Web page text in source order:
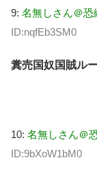
9: 名無しさん＠恐
ID:nqfEb3SM0
糞売国奴国賊ル
10: 名無しさん＠
ID:9bXoW1bM0